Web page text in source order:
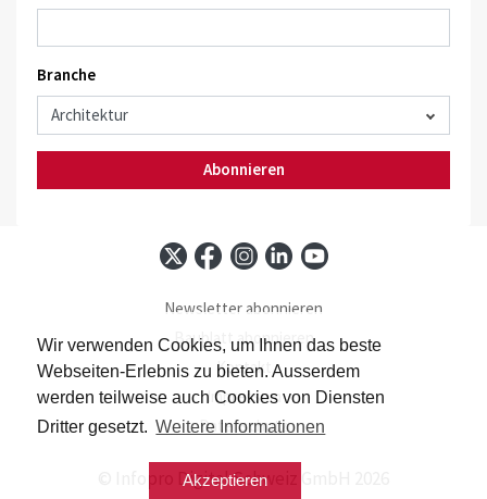
Wir verwenden Cookies, um Ihnen das beste
Webseiten-Erlebnis zu bieten. Ausserdem
werden teilweise auch Cookies von Diensten
Dritter gesetzt. Weitere Informationen
Akzeptieren
Branche
Abonnieren
Newsletter abonnieren
Baublatt abonnieren
Kontakt
Impressum
Datenschutz
© Infopro Digital Schweiz GmbH 2026